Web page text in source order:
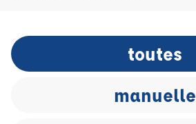
toutes
manuelle